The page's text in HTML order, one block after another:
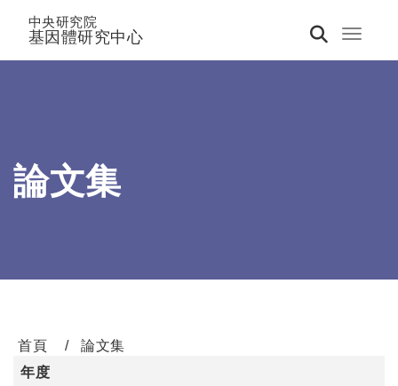
Toggle
中央研究院
基因體研究中心
論文集
首頁
論文集
年度